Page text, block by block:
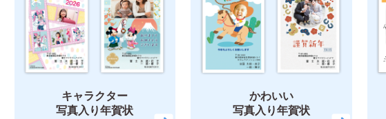
イラスト
ミッキー＆フレンズ ミッキーマウス くまのプーさん
リラックマ スティッチ ズートピア2 いしよわちゃん ロディ ちいかわ
キャラクター
写真入り年賀状
かわいい
写真入り年賀状